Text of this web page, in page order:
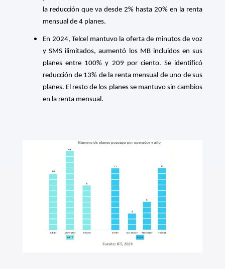
la reducción que va desde 2% hasta 20% en la renta
mensual de 4 planes.
En 2024, Telcel mantuvo la oferta de minutos de voz
y SMS ilimitados, aumentó los MB incluidos en sus
planes entre 100% y 209 por ciento. Se identificó
reducción de 13% de la renta mensual de uno de sus
planes. El resto de los planes se mantuvo sin cambios
en la renta mensual.